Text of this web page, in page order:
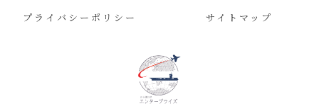
プライバシーポリシー サイトマップ